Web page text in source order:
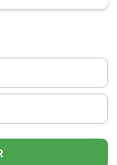
da SÁBADO
não invasiva
ouvir artigos.